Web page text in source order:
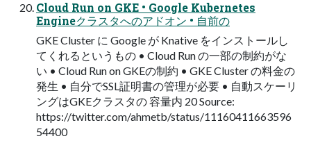
Cloud Run on GKE • Google Kubernetes
Engineクラスタへのアドオン • 自前の
GKE Cluster に Google が Knative をインストールし
てくれるというもの • Cloud Run の一部の制約がな
い • Cloud Run on GKEの制約 • GKE Cluster の料金の
発生 • 自分でSSL証明書の管理が必要 • 自動スケーリ
ングはGKEクラスタの 容量内 20 Source:
https://twitter.com/ahmetb/status/11160411663596
54400